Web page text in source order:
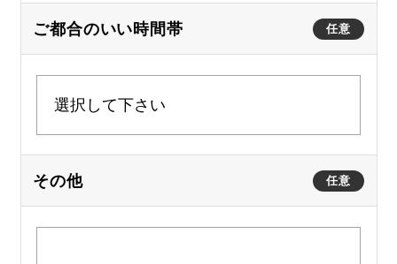
任意
ご都合のいい時間帯
任意
その他